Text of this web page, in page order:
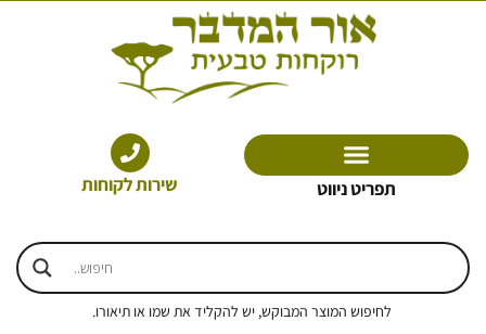
תפריט ניווט שירות לקוחות
לחיפוש המוצר המבוקש, יש להקליד את שמו או תיאורו.